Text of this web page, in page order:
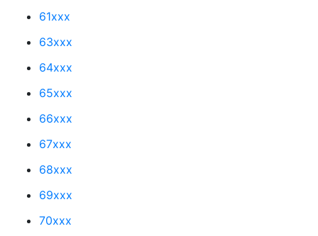
61xxx
63xxx
64xxx
65xxx
66xxx
67xxx
68xxx
69xxx
70xxx